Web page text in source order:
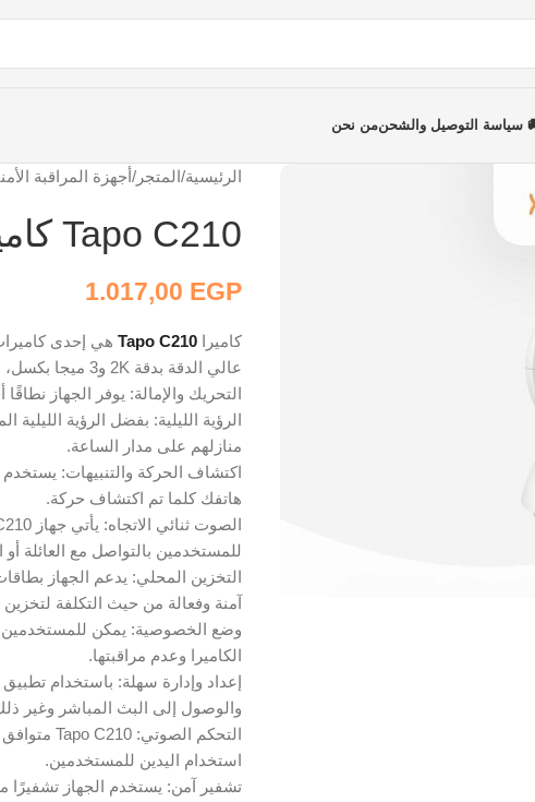
سياسة التوصيل والشحنمن نحن
الرئيسية/المتجر /أجهزة المراقبة
Tapo C210 كاميرا واى فاى تابو
1.017,00 EGP
كاميرا
عالي الدقة بدقة 2K و3 ميجا بكسل، مما يوفر للمستخدمين لقطات واضحة ومفصلة.
التحريك والإمالة: يوفر الجهاز نطاقًا أفقيًا 360 درجة ورأسيًا 114 درجة، مما يتيح تغطية
منازلهم على مدار الساعة.
اكتشاف الحركة والتنبيهات:
هاتفك كلما تم اكتشاف حركة.
للمستخدمين بالتواصل مع العائلة أو
آمنة وفعالة من حيث التكلفة
وضع الخصوصية: يمكن للمستخدمين
الكاميرا وعدم مراقبتها.
والوصول إلى البث المباشر وغير
استخدام اليدين للمستخدمين.
تشفير آمن: يستخدم الجهاز تشفيرًا